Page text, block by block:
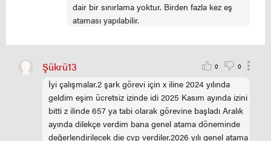
dair bir sınırlama yoktur. Birden fazla kez eş
ataması yapılabilir.
Şükrü13 0 0
İyi çalışmalar.2 şark görevi için x iline 2024 yılında
geldim eşim ücretsiz izinde idi 2025 Kasım ayında izini
bitti z ilinde 657 ya tabi olarak görevine başladı Aralık
ayında dilekçe verdim bana genel atama döneminde
değerlendirilecek die cvp verdiler.2026 yılı genel atama